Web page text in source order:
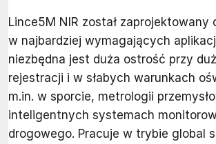
Lince5M NIR został zaprojektowany
w najbardziej wymagających
niezbędna jest duża ostrość przy
rejestracji i w słabych warunkach
m.in. w sporcie, metrologii
inteligentnych systemach
drogowego. Pracuje w trybie global